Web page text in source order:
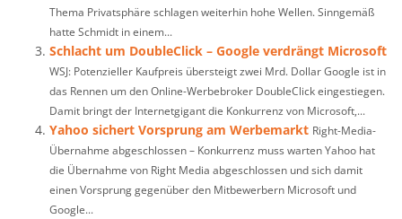
Thema Privatsphäre schlagen weiterhin hohe Wellen. Sinngemäß
hatte Schmidt in einem...
Schlacht um DoubleClick – Google verdrängt Microsoft
WSJ: Potenzieller Kaufpreis übersteigt zwei Mrd. Dollar Google ist in
das Rennen um den Online-Werbebroker DoubleClick eingestiegen.
Damit bringt der Internetgigant die Konkurrenz von Microsoft,...
Yahoo sichert Vorsprung am Werbemarkt Right-Media-
Übernahme abgeschlossen – Konkurrenz muss warten Yahoo hat
die Übernahme von Right Media abgeschlossen und sich damit
einen Vorsprung gegenüber den Mitbewerbern Microsoft und
Google...